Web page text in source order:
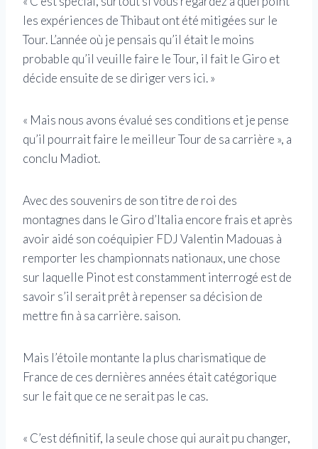
les expériences de Thibaut ont été mitigées sur le
Tour. L’année où je pensais qu’il était le moins
probable qu’il veuille faire le Tour, il fait le Giro et
décide ensuite de se diriger vers ici. »
« Mais nous avons évalué ses conditions et je pense
qu’il pourrait faire le meilleur Tour de sa carrière », a
conclu Madiot.
Avec des souvenirs de son titre de roi des
montagnes dans le Giro d’Italia encore frais et après
avoir aidé son coéquipier FDJ Valentin Madouas à
remporter les championnats nationaux, une chose
sur laquelle Pinot est constamment interrogé est de
savoir s’il serait prêt à repenser sa décision de
mettre fin à sa carrière. saison.
Mais l’étoile montante la plus charismatique de
France de ces dernières années était catégorique
sur le fait que ce ne serait pas le cas.
« C’est définitif, la seule chose qui aurait pu changer,